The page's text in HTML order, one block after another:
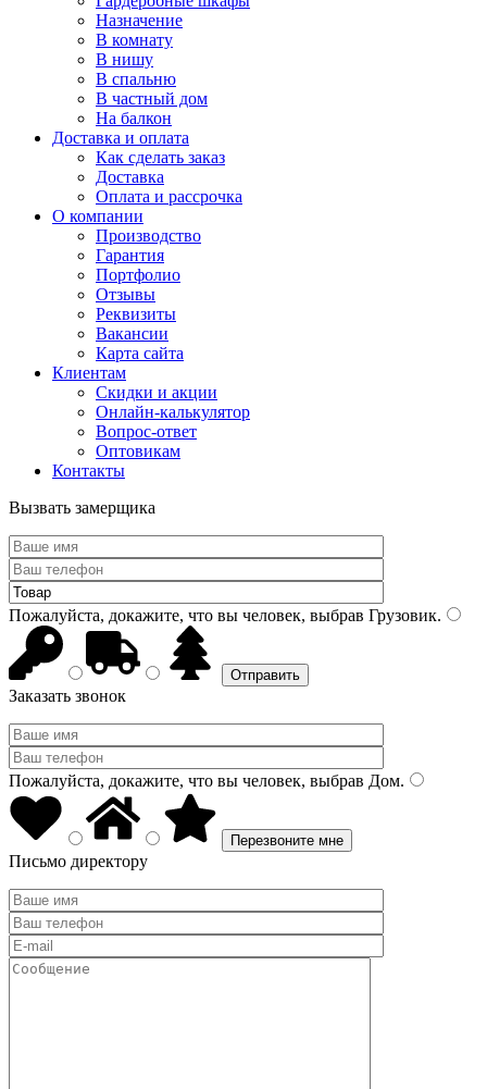
Назначение
В комнату
В нишу
В спальню
В частный дом
На балкон
Доставка и оплата
Как сделать заказ
Доставка
Оплата и рассрочка
О компании
Производство
Гарантия
Портфолио
Отзывы
Реквизиты
Вакансии
Карта сайта
Клиентам
Скидки и акции
Онлайн-калькулятор
Вопрос-ответ
Оптовикам
Контакты
Вызвать замерщика
Пожалуйста, докажите, что вы человек, выбрав Грузовик.
Заказать звонок
Пожалуйста, докажите, что вы человек, выбрав Дом.
Письмо директору